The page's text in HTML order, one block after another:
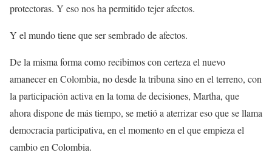
protectoras. Y eso nos ha permitido tejer afectos.
Y el mundo tiene que ser sembrado de afectos.
De la misma forma como recibimos con certeza el nuevo
amanecer en Colombia, no desde la tribuna sino en el terreno, con
la participación activa en la toma de decisiones, Martha, que
ahora dispone de más tiempo, se metió a aterrizar eso que se llama
democracia participativa, en el momento en el que empieza el
cambio en Colombia.